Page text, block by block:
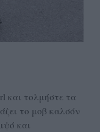
και τολμήστε τα
το μοβ καλσόν
και